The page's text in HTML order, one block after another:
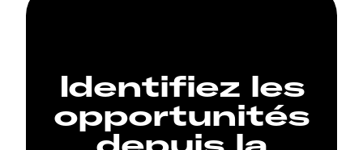
Identifiez les
opportunités